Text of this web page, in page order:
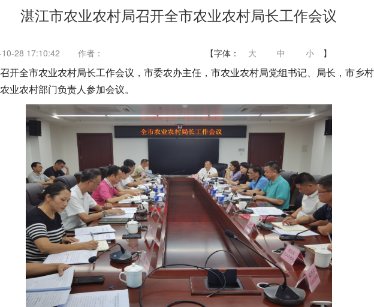
湛江市农业农村局召开全市农业农村局长工作会议
28 17:10:42 作者： 【字体： 大 中 小 】
开全市农业农村局长工作会议，市委农办主任，市农业农村局党组书记、局长，市乡
业农村部门负责人参加会议。